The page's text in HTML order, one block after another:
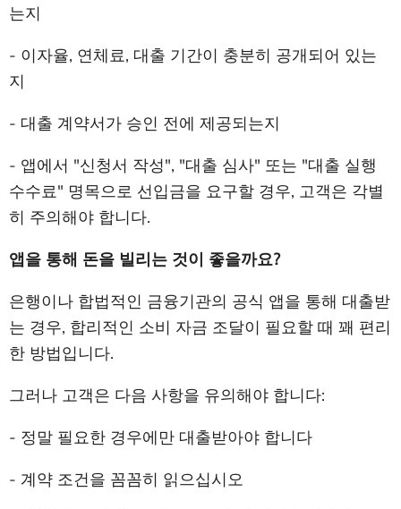
는지
- 이자율, 연체료, 대출 기간이 충분히 공개되어 있는
지
- 대출 계약서가 승인 전에 제공되는지
- 앱에서 "신청서 작성", "대출 심사" 또는 "대출 실행
수수료" 명목으로 선입금을 요구할 경우, 고객은 각별
히 주의해야 합니다.
앱을 통해 돈을 빌리는 것이 좋을까요?
은행이나 합법적인 금융기관의 공식 앱을 통해 대출받
는 경우, 합리적인 소비 자금 조달이 필요할 때 꽤 편리
한 방법입니다.
그러나 고객은 다음 사항을 유의해야 합니다:
- 정말 필요한 경우에만 대출받아야 합니다
- 계약 조건을 꼼꼼히 읽으십시오